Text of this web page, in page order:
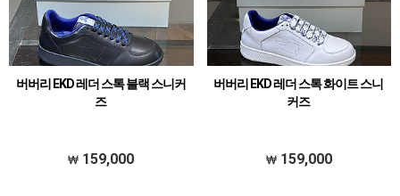
버버리 EKD 레더 스톡 블랙 스니커
즈
159,000
버버리 EKD 레더 스톡 화이트 스니
커즈
159,000